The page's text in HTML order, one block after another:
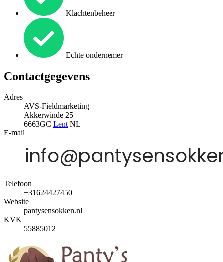
Klachtenbeheer
Echte ondernemer
Contactgegevens
Adres
AVS-Fieldmarketing
Akkerwinde 25
6663GC LentNL
E-mail
Telefoon
+31624427450
Website
pantysensokken.nl
KVK
55885012